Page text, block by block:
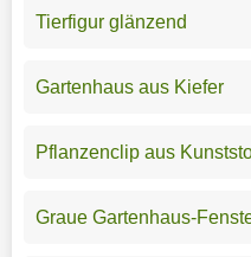
Tierfigur glänzend
Gartenhaus aus Kiefer
Pflanzenclip aus
Graue Gartenhaus-